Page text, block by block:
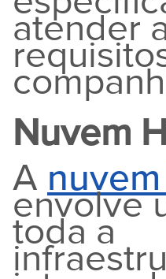
atender
Nuvem
A
envolve
toda a